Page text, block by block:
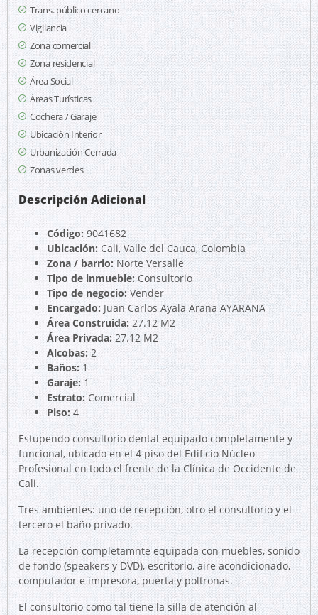
Trans. público cercano
Vigilancia
Zona comercial
Zona residencial
Área Social
Áreas Turísticas
Cochera / Garaje
Ubicación Interior
Urbanización Cerrada
Zonas verdes
Descripción Adicional
Código: 9041682
Ubicación: Cali, Valle del Cauca, Colombia
Zona / barrio:Norte Versalle
Tipo de inmueble:Consultorio
Tipo de negocio:Vender
Encargado: Juan Carlos Ayala Arana AYARANA
Área Construida:27.12 M2
Área Privada: 27.12 M2
Alcobas:2
Baños:1
Garaje: 1
Estrato:Comercial
Piso:4
Estupendo consultorio dental equipado completamente y
funcional, ubicado en el 4 piso del Edificio Núcleo
Profesional en todo el frente de la Clínica de Occidente de
Cali.
Tres ambientes: uno de recepción, otro el consultorio y el
tercero el baño privado.
La recepción completamnte equipada con muebles, sonido
de fondo (speakers y DVD), escritorio, aire acondicionado,
computador e impresora, puerta y poltronas.
El consultorio como tal tiene la silla de atención al